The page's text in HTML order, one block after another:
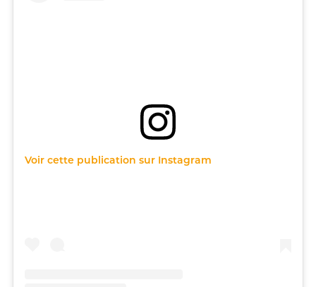
Voir cette publication sur Instagram